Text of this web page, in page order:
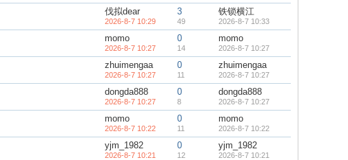
伐拟dear
2026-8-7 10:29
3
49
铁锁横江
2026-8-7 10:33
momo
2026-8-7 10:27
0
14
momo
2026-8-7 10:27
zhuimengaa
2026-8-7 10:27
0
11
zhuimengaa
2026-8-7 10:27
dongda888
2026-8-7 10:27
0
8
dongda888
2026-8-7 10:27
momo
2026-8-7 10:22
0
11
momo
2026-8-7 10:22
yjm_1982
2026-8-7 10:21
0
12
yjm_1982
2026-8-7 10:21